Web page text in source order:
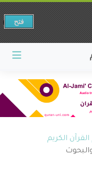
الكريم
فتح